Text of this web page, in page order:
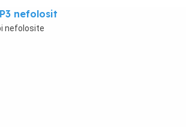
nefolosit
nefolosite